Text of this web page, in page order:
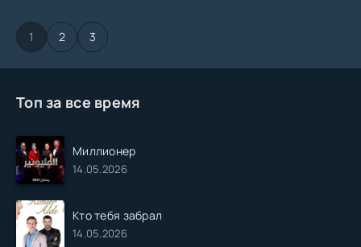
Топ за все время
Миллионер
14.05.2026
Кто тебя забрал
14.05.2026
1 2 3